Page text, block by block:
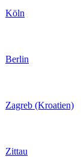
Köln
Berlin
Zagreb (Kroatien)
Zittau